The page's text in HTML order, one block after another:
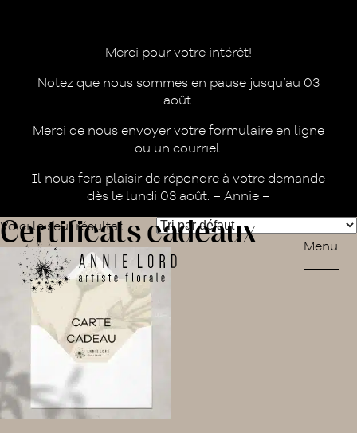
Merci pour votre intérêt!
Notez que nous sommes en pause jusqu’au 03
août.
Merci de nous envoyer votre formulaire en ligne
ou un courriel.
Il nous fera plaisir de répondre à votre demande
dès le lundi 03 août. – Annie –
Menu
Certificats cadeaux
Voici le seul résultat